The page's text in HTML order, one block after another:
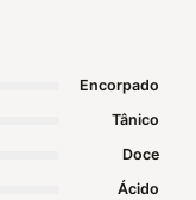
Encorpado
Tânico
Doce
Ácido